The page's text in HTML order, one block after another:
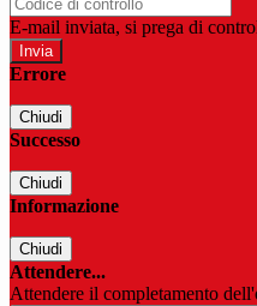
E-mail inviata, si prega di
Errore
Chiudi
Successo
Chiudi
Informazione
Chiudi
Attendere...
Attendere il completamento